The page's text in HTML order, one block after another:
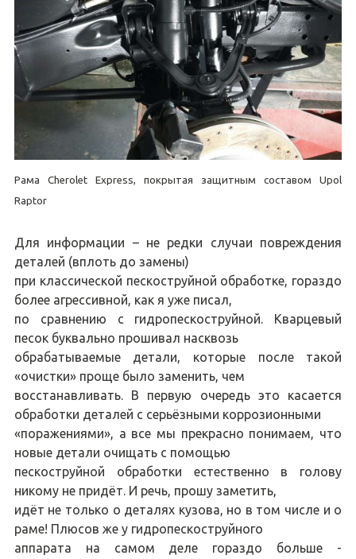
Рама Cherolet Express, покрытая защитным составом Upol
Raptor
Для информации – не редки случаи повреждения
деталей (вплоть до замены)
при классической пескоструйной обработке, гораздо
более агрессивной, как я уже писал,
по сравнению с гидропескоструйной. Кварцевый
песок буквально прошивал насквозь
обрабатываемые детали, которые после такой
«очистки» проще было заменить, чем
восстанавливать. В первую очередь это касается
обработки деталей с серьёзными коррозионными
«поражениями», а все мы прекрасно понимаем, что
новые детали очищать с помощью
пескоструйной обработки естественно в голову
никому не придёт. И речь, прошу заметить,
идёт не только о деталях кузова, но в том числе и о
раме! Плюсов же у гидропескоструйного
аппарата на самом деле гораздо больше -